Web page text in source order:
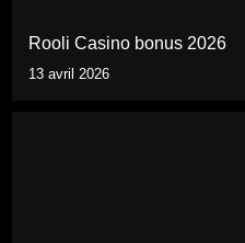
Rooli Casino bonus 2026
13 avril 2026